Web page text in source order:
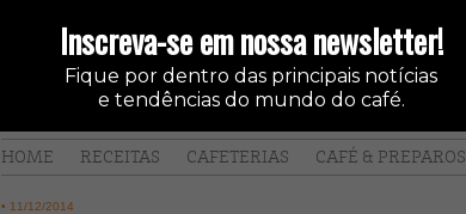
Inscreva-se em nossa newsletter!
Fique por dentro das principais notícias
e tendências do mundo do café.
HOME RECEITAS CAFETERIAS CAFÉ & PREPAROS
• 11/12/2014